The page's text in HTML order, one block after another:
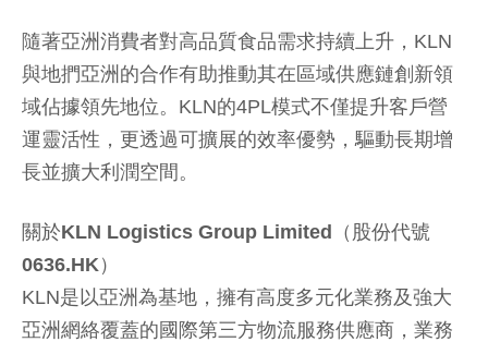
隨著亞洲消費者對高品質食品需求持續上升，KLN
與地捫亞洲的合作有助推動其在區域供應鏈創新領
域佔據領先地位。KLN的4PL模式不僅提升客戶營
運靈活性，更透過可擴展的效率優勢，驅動長期增
長並擴大利潤空間。
關於KLN Logistics Group Limited
（股份代號
0636.HK）
KLN是以亞洲為基地，擁有高度多元化業務及強大
亞洲網絡覆蓋的國際第三方物流服務供應商，業務